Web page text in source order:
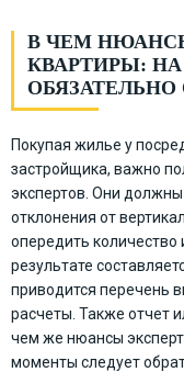
В ЧЕМ
КВАРТИРЫ:
Покупая жилье у
застройщика, важно
экспертов. Они
отклонения от
опередить
результате
приводится перечень
расчеты. Также отчет
чем же нюансы
моменты следует